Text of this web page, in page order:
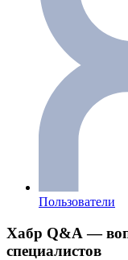
Пользователи
Хабр Q&A —
специалистов